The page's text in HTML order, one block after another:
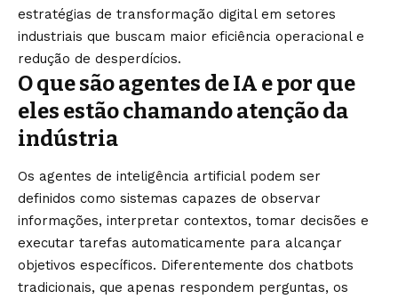
estratégias de transformação digital em setores
industriais que buscam maior eficiência operacional e
redução de desperdícios.
O que são agentes de IA e por que
eles estão chamando atenção da
indústria
Os agentes de inteligência artificial podem ser
definidos como sistemas capazes de observar
informações, interpretar contextos, tomar decisões e
executar tarefas automaticamente para alcançar
objetivos específicos. Diferentemente dos chatbots
tradicionais, que apenas respondem perguntas, os